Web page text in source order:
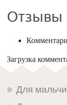
Отзывы
Загрузка
Для